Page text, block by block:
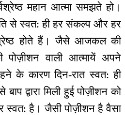
महान आत्मा समझते हो।
से स्वत: ही हर संकल्प और हर
होते हैं। जैसे आजकल की
पोज़ीशन वाली आत्मायें अपने
के कारण दिन-रात स्वत: ही
द्वारा मिली हुई पोज़ीशन को
है। जैसी पोज़ीशन है वैसा